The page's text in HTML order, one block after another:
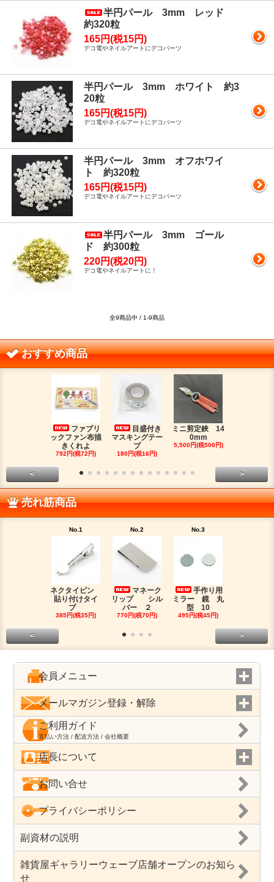
半円パール 3mm レッド
約320粒
165円(税15円)
デコ電やネイルアートにデコパーツ
半円パール 3mm ホワイト 約3
20粒
165円(税15円)
デコ電やネイルアートにデコパーツ
半円パール 3mm オフホワイ
ト 約320粒
165円(税15円)
デコ電やネイルアートにデコパーツ
半円パール 3mm ゴール
ド 約300粒
220円(税20円)
デコ電やネイルアートに！
全9商品中 / 1-9商品
おすすめ商品
ファブリ
ックファン布描
きくれよ
792円(税72円)
目盛付き
マスキングテー
プ
180円(税16円)
ミニ剪定鋏 14
0mm
5,500円(税500円)
< >
売れ筋商品
No.1
ネクタイピン
貼り付けタイ
プ
385円(税35円)
No.2
マネーク
リップ シル
バー ２
770円(税70円)
No.3
手作り用
ミラー 鏡 丸
型 10
495円(税45円)
< >
会員メニュー
メールマガジン登録・解除
ご利用ガイド
支払い方法 / 配送方法 / 会社概要
店長について
お問い合せ
プライバシーポリシー
副資材の説明
雑貨屋ギャラリーウェーブ店舗オープンのお知ら
せ